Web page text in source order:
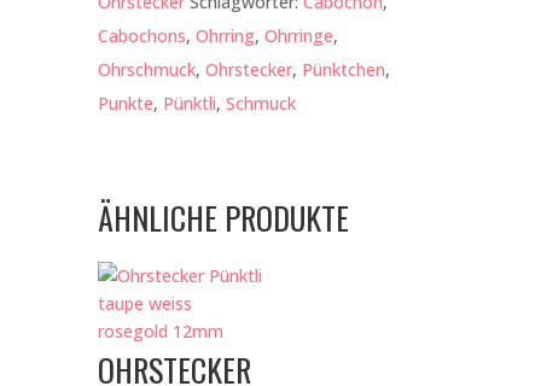
rosegold
12mm
Menge
Cabochons, Ohrring, Ohrringe,
Ohrschmuck, Ohrstecker, Pünktchen,
Punkte, Pünktli, Schmuck
ÄHNLICHE PRODUKTE
OHRSTECKER